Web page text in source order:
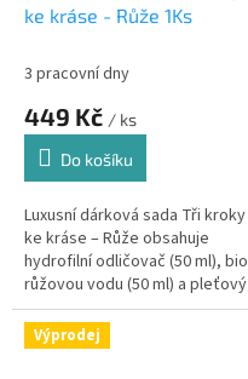
ke kráse - Růže 1Ks
3 pracovní dny
449 Kč / ks
Do košíku
Luxusní dárková sada Tři kroky
ke kráse – Růže obsahuje
hydrofilní odličovač (50 ml), bio
růžovou vodu (50 ml) a pleťový
olej (20 ml). Kompletní
třístupňová péče s opojnou
vůní...
Výprodej